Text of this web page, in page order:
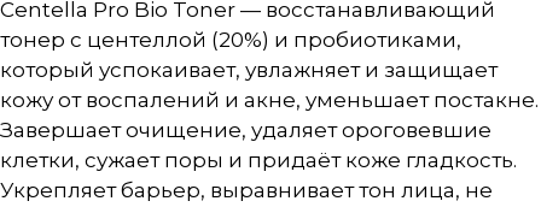
Centella Pro Bio Toner — восстанавливающий
тонер с центеллой (20%) и пробиотиками,
который успокаивает, увлажняет и защищает
кожу от воспалений и акне, уменьшает постакне.
Завершает очищение, удаляет ороговевшие
клетки, сужает поры и придаёт коже гладкость.
Укрепляет барьер, выравнивает тон лица, не